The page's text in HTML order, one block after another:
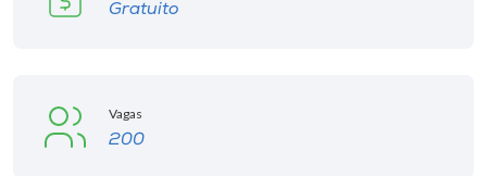
Museu
Store
Gratuito
Vagas
200